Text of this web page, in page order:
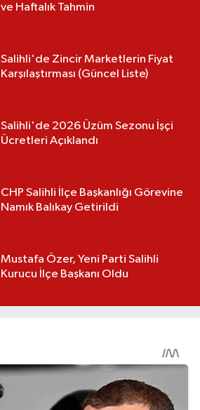
ve Haftalık Tahmin
Salihli'de Zincir Marketlerin Fiyat
Karşılaştırması (Güncel Liste)
Salihli'de 2026 Üzüm Sezonu İşçi
Ücretleri Açıklandı
CHP Salihli İlçe Başkanlığı Görevine
Namık Balıkay Getirildi
Mustafa Özer, Yeni Parti Salihli
Kurucu İlçe Başkanı Oldu